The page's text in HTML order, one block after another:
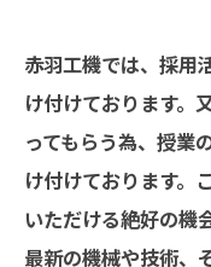
赤羽工機では、採用
け付けております。
ってもらう為、授業
け付けております。
いただける絶好の機
最新の機械や技術、